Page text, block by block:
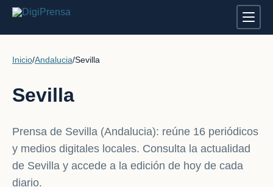
Inicio/Andalucia/Sevilla
Sevilla
Prensa de Sevilla (Andalucia): reúne 16 periódicos
y medios digitales locales. Consulta la actualidad
de Sevilla y accede a la edición de hoy de cada
diario.